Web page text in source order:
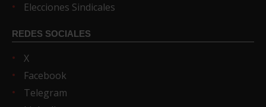
Elecciones Sindicales
REDES SOCIALES
X
Facebook
Telegram